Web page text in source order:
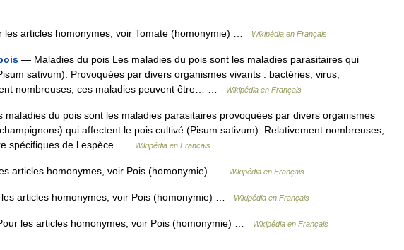
les articles homonymes, voir Tomate (homonymie) … Wikipédia en Français
— Maladies du pois Les maladies du pois sont les maladies parasitaires qui
sativum). Provoquées par divers organismes vivants : bactéries, virus,
nombreuses, ces maladies peuvent être… …
Wikipédia en Français
du pois sont les maladies parasitaires provoquées par divers organismes
qui affectent le pois cultivé (Pisum sativum). Relativement nombreuses,
spécifiques de l espèce …
Wikipédia en Français
articles homonymes, voir Pois (homonymie) … Wikipédia en Français
articles homonymes, voir Pois (homonymie) … Wikipédia en Français
les articles homonymes, voir Pois (homonymie) … Wikipédia en Français